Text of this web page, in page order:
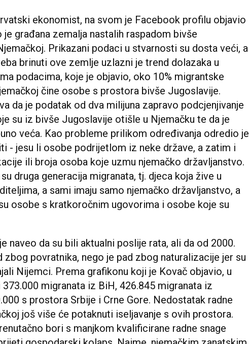
ekonomist, na svom je Facebook profilu objavio
građana zemalja nastalih raspadom bivše
Prikazani podaci u stvarnosti su dosta veći, a
brinuti ove zemlje uzlazni je trend dolazaka u
podacima, koje je objavio, oko 10% migrantske
čine osobe s prostora bivše Jugoslavije.
da je podatak od dva milijuna zapravo podcjenjivanje
su iz bivše Jugoslavije otišle u Njemačku te da je
veća. Kao probleme prilikom određivanja odredio je
- jesu li osobe podrijetlom iz neke države, a zatim i
ili broja osoba koje uzmu njemačko državljanstvo.
druga generacija migranata, tj. djeca koja žive u
a sami imaju samo njemačko državljanstvo, a
osobe s kratkoročnim ugovorima i osobe koje su
naveo da su bili aktualni poslije rata, ali da od 2000.
zbog povratnika, nego je pad zbog naturalizacije jer su
Nijemci. Prema grafikonu koji je Kovač objavio, u
migranata iz BiH, 426.845 migranata iz
s prostora Srbije i Crne Gore. Nedostatak radne
još više će potaknuti iseljavanje s ovih prostora.
bori s manjkom kvalificirane radne snage